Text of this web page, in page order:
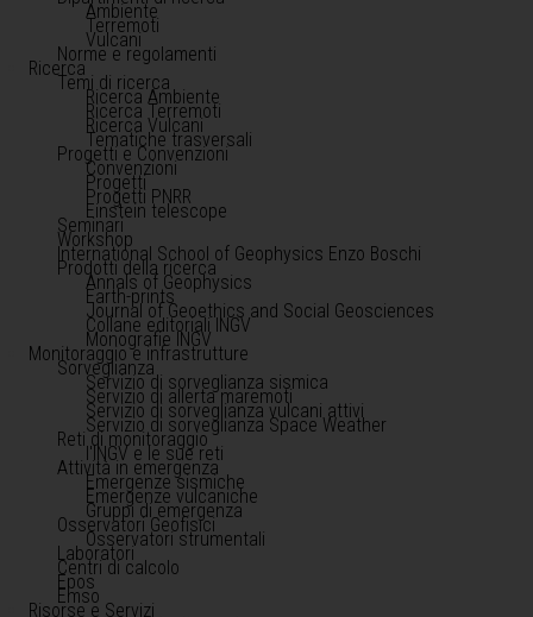
Ambiente
Terremoti
Vulcani
Norme e regolamenti
Ricerca
Temi di ricerca
Ricerca Ambiente
Ricerca Terremoti
Ricerca Vulcani
Tematiche trasversali
Progetti e Convenzioni
Convenzioni
Progetti
Progetti PNRR
Einstein telescope
Seminari
Workshop
International School of Geophysics Enzo Boschi
Prodotti della ricerca
Annals of Geophysics
Earth-prints
Journal of Geoethics and Social Geosciences
Collane editoriali INGV
Monografie INGV
Monitoraggio e infrastrutture
Sorveglianza
Servizio di sorveglianza sismica
Servizio di allerta maremoti
Servizio di sorveglianza vulcani attivi
Servizio di sorveglianza Space Weather
Reti di monitoraggio
l'INGV e le sue reti
Attività in emergenza
Emergenze sismiche
Emergenze vulcaniche
Gruppi di emergenza
Osservatori Geofisici
Osservatori strumentali
Laboratori
Centri di calcolo
Epos
Emso
Risorse e Servizi